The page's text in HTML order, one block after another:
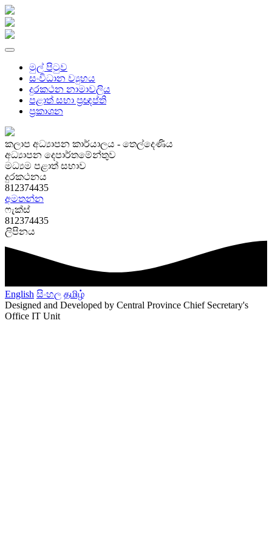
මුල් පිටුව
සංවිධාන ව්‍යුහය
දුරකථන නාමාවලිය
පළාත් සභා ප්‍රඥප්ති
ප්‍රකාශන
කලාප අධ්‍යාපන කාර්යාලය - තෙල්දෙණිය
අධ්‍යාපන දෙපාර්තමේන්තුව
මධ්‍යම පළාත් සභාව
දුරකථනය
812374435
අමතන්න
ෆැක්ස්
812374435
ලිපිනය
English සිංහල தமிழ்
Designed and Developed by Central Province Chief Secretary's
Office IT Unit